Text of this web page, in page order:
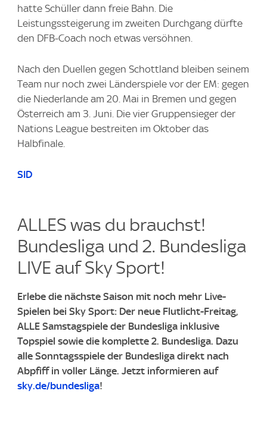
hatte Schüller dann freie Bahn. Die
Leistungssteigerung im zweiten Durchgang dürfte
den DFB-Coach noch etwas versöhnen.
Nach den Duellen gegen Schottland bleiben seinem
Team nur noch zwei Länderspiele vor der EM: gegen
die Niederlande am 20. Mai in Bremen und gegen
Österreich am 3. Juni. Die vier Gruppensieger der
Nations League bestreiten im Oktober das
Halbfinale.
SID
ALLES was du brauchst!
Bundesliga und 2. Bundesliga
LIVE auf Sky Sport!​
Erlebe die nächste Saison mit noch mehr Live-
Spielen bei Sky Sport: Der neue Flutlicht-Freitag,
ALLE Samstagspiele der Bundesliga inklusive
Topspiel sowie die komplette 2. Bundesliga. ​Dazu
alle Sonntagsspiele der Bundesliga direkt nach
Abpfiff in voller Länge. ​Jetzt informieren auf
sky.de/bundesliga!